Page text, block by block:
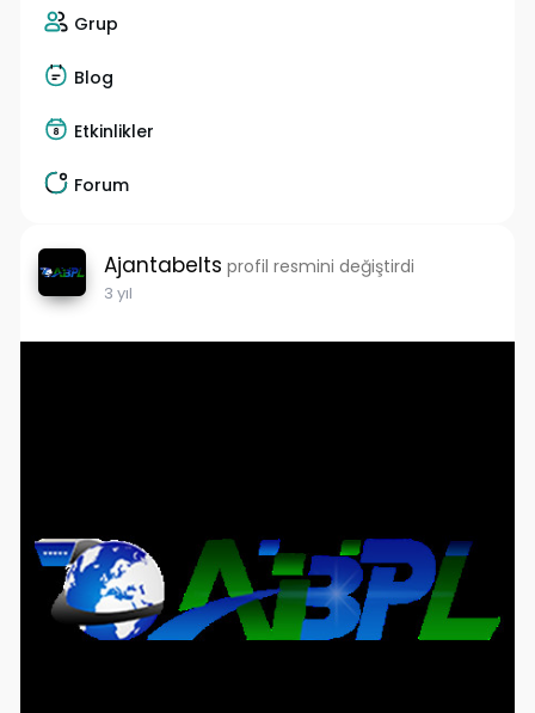
Grup
Blog
Etkinlikler
Forum
Ajantabelts profil resmini değiştirdi
3 yıl